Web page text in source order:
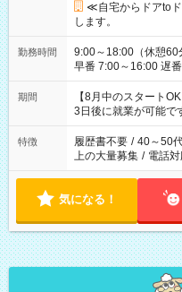
≪自宅からドアto
します。
勤務時間
9:00～18:00（休憩60分） ■ご希望があれば下記シフ
早番 7:00～16:00 遅番
と休みを合わせたい
「できれば残業はし
ね。 ※Wワーク希望の方へ 今ご覧のお仕事で希望する勤務時間
と、もう1つのお仕事
合は応募できません。
期間
【8月中のスタート
3日後に就業が可能で
特徴 履歴書不要 / 40～50
上の大量募集 / 電話
気になる！